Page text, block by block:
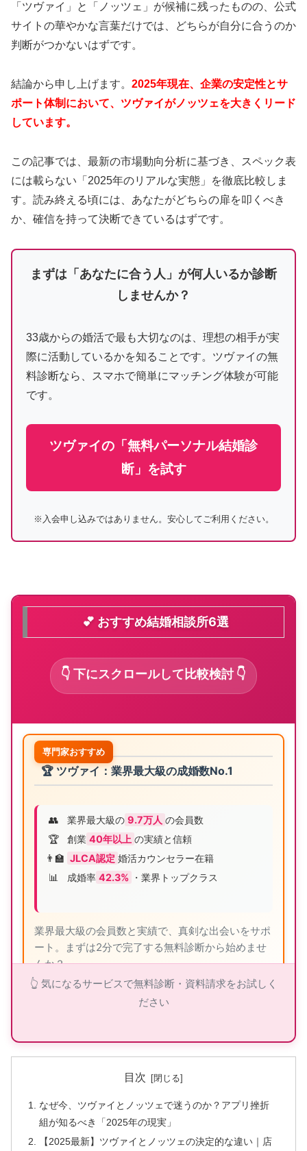
「ツヴァイ」と「ノッツェ」が候補に残ったものの、公式
サイトの華やかな言葉だけでは、どちらが自分に合うのか
判断がつかないはずです。
結論から申し上げます。 2025年現在、企業の安定性とサ
ポート体制において、ツヴァイがノッツェを大きくリード
しています。
この記事では、最新の市場動向分析に基づき、スペック表
には載らない「2025年のリアルな実態」を徹底比較しま
す。読み終える頃には、あなたがどちらの扉を叩くべき
か、確信を持って決断できているはずです。
まずは「あなたに合う人」が何人いるか診断
しませんか？
33歳からの婚活で最も大切なのは、理想の相手が実
際に活動しているかを知ることです。ツヴァイの無
料診断なら、スマホで簡単にマッチング体験が可能
です。
ツヴァイの「無料パーソナル結婚診
断」を試す
※入会申し込みではありません。安心してご利用ください。
💕 おすすめ結婚相談所6選
👇 下にスクロールして比較検討 👇
🏆 ツヴァイ：業界最大級の成婚数No.1
専門家おすすめ
👥 業界最大級の 9.7万人 の会員数
🏆
創業 40年以上 の実績と信頼
👨‍🏫 JLCA認定 婚活カウンセラー在籍
📊
成婚率 42.3% ・業界トップクラス
業界最大級の会員数と実績で、真剣な出会いをサポ
ート。まずは2分で完了する無料診断から始めませ
んか？
ツヴァイの詳細を見る
の婚活専門
👆 気になるサービスで無料診断・資料請求をお試しく
ださい
目次
なぜ今、ツヴァイとノッツェで迷うのか？アプリ挫折
組が知るべき「2025年の現実」
【2025最新】ツヴァイとノッツェの決定的な違い｜店